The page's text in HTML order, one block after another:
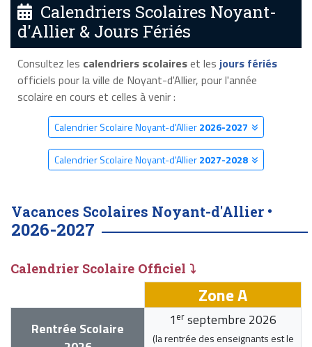
Calendriers Scolaires Noyant-
d'Allier & Jours Fériés
Consultez les calendriers scolaireset les jours fériés
officiels pour la ville de Noyant-d'Allier, pour l'année
scolaire en cours et celles à venir :
Calendrier Scolaire Noyant-d'Allier2026-2027
Calendrier Scolaire Noyant-d'Allier2027-2028
Vacances Scolaires Noyant-d'Allier •
2026-2027
Calendrier Scolaire Officiel ⤵
Zone A
Rentrée Scolaire
1 er septembre 2026
(la rentrée des enseignants est le